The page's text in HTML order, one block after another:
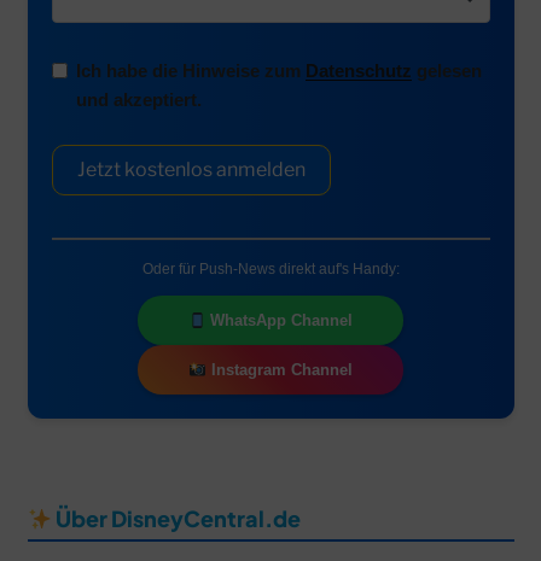
Ich habe die Hinweise zum Datenschutz gelesen
und akzeptiert.
Jetzt kostenlos anmelden
Oder für Push-News direkt auf's Handy:
WhatsApp Channel
Instagram Channel
Über DisneyCentral.de